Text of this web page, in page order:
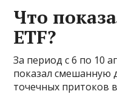
Что
ETF?
За период с 6 по 10
показал смешанную
точечных притоков